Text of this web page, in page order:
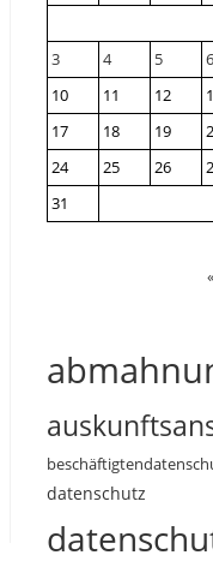
3
4 5 6
10
11 12
17
18 19
24
25 26
31
datenschutz